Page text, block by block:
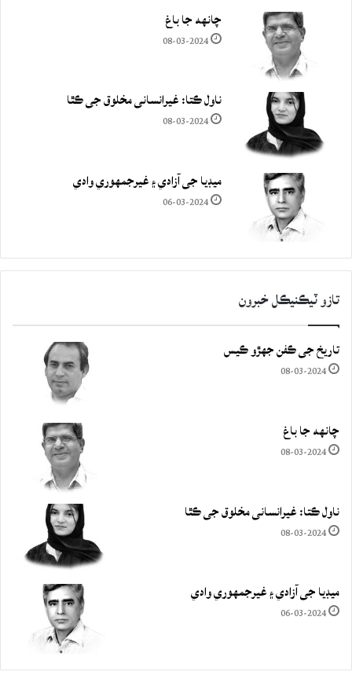
چانهه جا باغ
08-03-2024
ناول ڪتا: غيرانساني مخلوق جي ڪٿا
08-03-2024
ميڊيا جي آزادي ۽ غيرجمھوري وادي
06-03-2024
تازو ٽيڪنيڪل خبرون
تاريخ جي ڪفن جھڙو ڪيس
08-03-2024
چانهه جا باغ
08-03-2024
ناول ڪتا: غيرانساني مخلوق جي ڪٿا
08-03-2024
ميڊيا جي آزادي ۽ غيرجمھوري وادي
06-03-2024